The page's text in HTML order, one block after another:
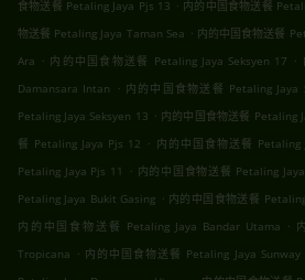
食物送餐 Petaling Jaya Pjs 13
内的中国食物送餐
物送餐 Petaling Jaya Taman Sea . 内的中国食物送餐
Ara . 内的中国食物送餐 Petaling Jaya Seksyen 17 .
Damansara Intan
. 内的中国食物送餐 Petaling Jaya
Petaling Jaya Seksyen 13 . 内的中国食物送餐 Petaling
餐 Petaling Jaya Pjs 12 . 内的中国食物送餐 Petaling
Petaling Jaya Pjs 11
. 内的中国食物送餐 Petaling
Petaling Jaya Bukit Gasing . 内的中国食物送餐
内的中国食物送餐 Petaling Jaya Bandar Utama .
Tropicana . 内的中国食物送餐 Petaling Jaya Sunway